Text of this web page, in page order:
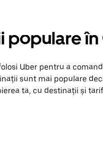
populare în
Uber pentru a
sunt mai populare
ta, cu destinații și